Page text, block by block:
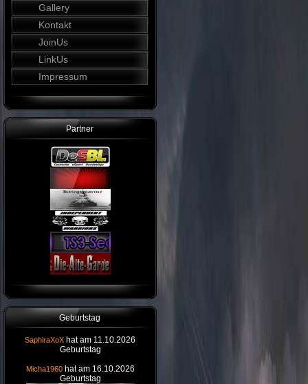
Gallery
Kontakt
JoinUs
LinkUs
Impressum
Partner
Geburtstag
SaphiraXoX hat am 11.10.2026
Geburtstag
Micha1960 hat am 16.10.2026
Geburtstag